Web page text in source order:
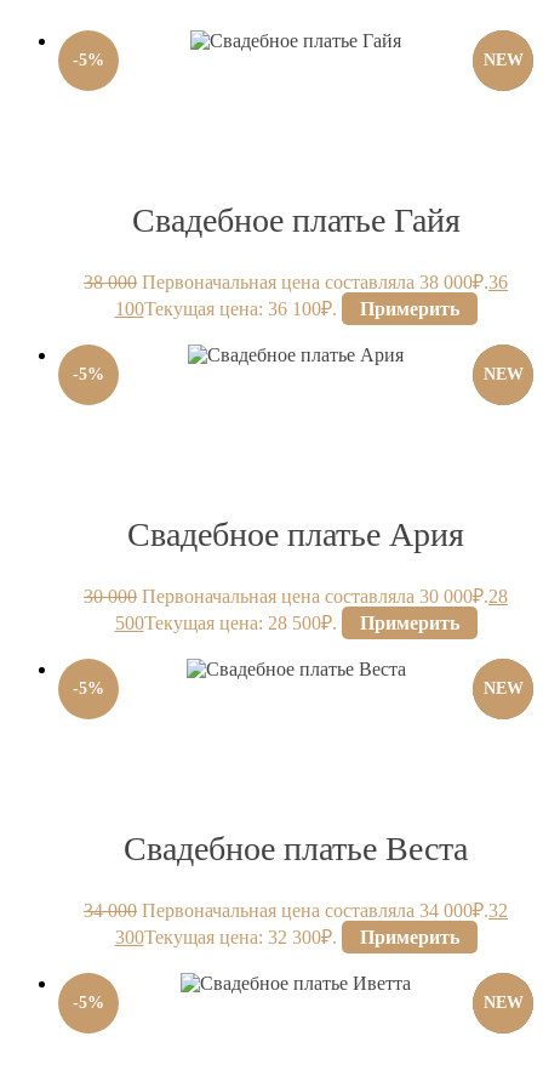
-5% NEW
Свадебное платье Гайя
38 000 Первоначальная цена составляла 38 000₽.36
100Текущая цена: 36 100₽. Примерить
-5% NEW
Свадебное платье Ария
30 000 Первоначальная цена составляла 30 000₽.28
500Текущая цена: 28 500₽. Примерить
-5% NEW
Свадебное платье Веста
34 000 Первоначальная цена составляла 34 000₽.32
300Текущая цена: 32 300₽. Примерить
-5% NEW